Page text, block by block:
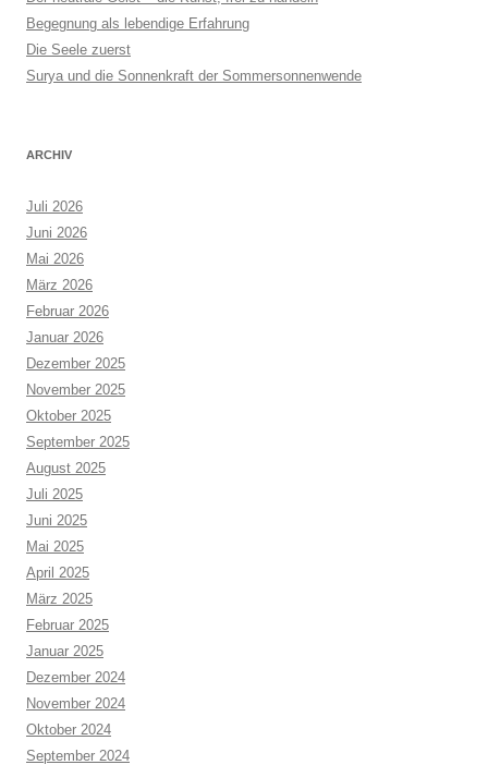
Begegnung als lebendige Erfahrung
Die Seele zuerst
Surya und die Sonnenkraft der Sommersonnenwende
ARCHIV
Juli 2026
Juni 2026
Mai 2026
März 2026
Februar 2026
Januar 2026
Dezember 2025
November 2025
Oktober 2025
September 2025
August 2025
Juli 2025
Juni 2025
Mai 2025
April 2025
März 2025
Februar 2025
Januar 2025
Dezember 2024
November 2024
Oktober 2024
September 2024